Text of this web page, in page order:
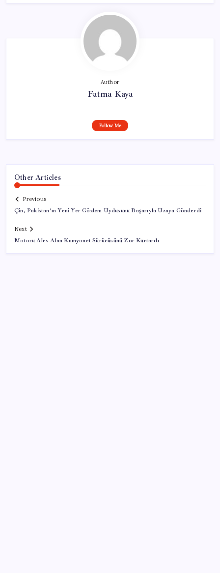
Author
Fatma Kaya
Follow Me
Other Articles
Previous
Çin, Pakistan’ın Yeni Yer Gözlem Uydusunu Başarıyla Uzaya Gönderdi
Next
Motoru Alev Alan Kamyonet Sürücüsünü Zor Kurtardı